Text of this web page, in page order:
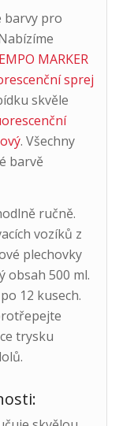
barvy pro
MARKER
sprej
skvěle
. Všechny
barvě
ručně.
vozíků z
plechovky
obsah 500 ml.
12 kusech.
trysku